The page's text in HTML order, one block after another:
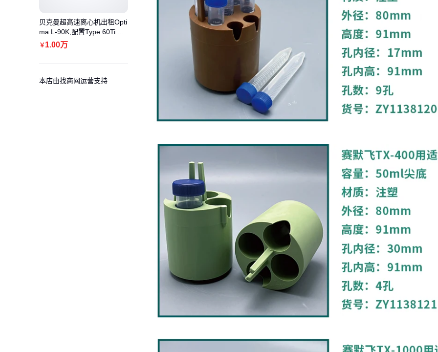
贝克曼超高速离心机出租Opti
ma L-90K,配置Type 60Ti 角
转子60000rpm
￥1.00万
本店由找商网运营支持